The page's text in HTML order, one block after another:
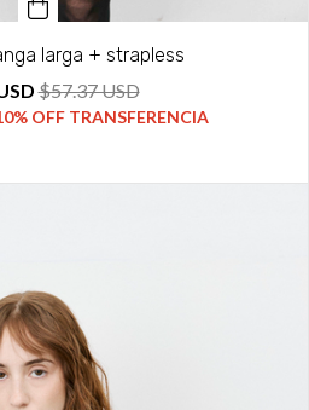
larga + strapless
$57.37 USD
OFF TRANSFERENCIA